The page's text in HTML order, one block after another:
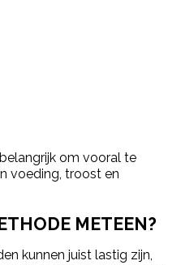
om vooral te
voeding, troost en
METEEN?
kunnen juist lastig zijn,